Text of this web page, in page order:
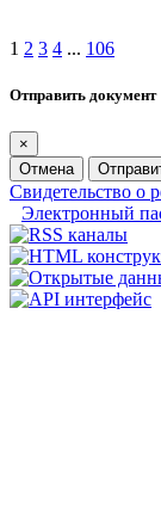
1 2 3 4 ... 106
Отправить документ
×
Отмена
Свидетельство
Электронный